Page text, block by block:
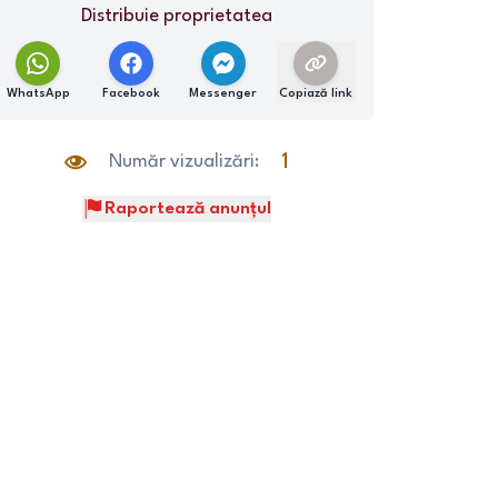
Distribuie proprietatea
WhatsApp Facebook Messenger Copiază link
Număr vizualizări: 1
Raportează anunțul